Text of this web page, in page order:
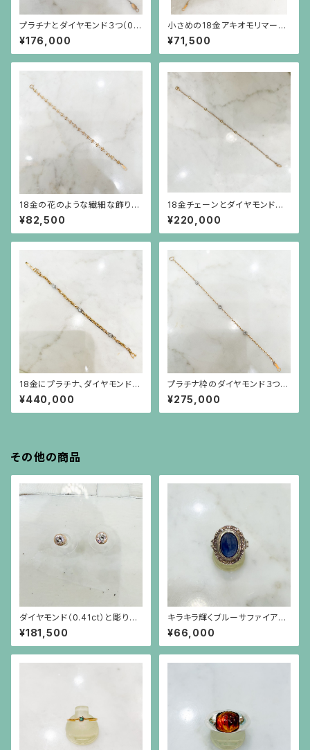
プラチナとダイヤモンド３つ（0.2
2ct）のブレスレット
¥176,000
小さめの18金アキオモリマーク
のプレートのブレスレット
¥71,500
18金の花のような繊細な飾りチ
ェーンのブレスレット
¥82,500
18金チェーンとダイヤモンドの
ブレスレット
¥220,000
18金にプラチナ、ダイヤモンド、
ルビー、サファイア、エメラルドの
リバーシブルブレスレット
¥440,000
プラチナ枠のダイヤモンド３つ
（0.35ct）と10金チェーンのブ
レスレット
¥275,000
その他の商品
ダイヤモンド（0.41ct）と彫りを
施した18金枠のピアス
¥181,500
キラキラ輝くブルーサファイア
（7.93ct）の植物模様フレーム
のシルバーリング
¥66,000